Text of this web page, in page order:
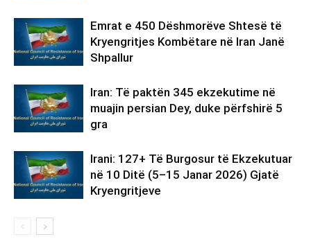
Emrat e 450 Dëshmorëve Shtesë të
Kryengritjes Kombëtare në Iran Janë
Shpallur
Iran: Të paktën 345 ekzekutime në
muajin persian Dey, duke përfshirë 5
gra
Irani: 127+ Të Burgosur të Ekzekutuar
në 10 Ditë (5–15 Janar 2026) Gjatë
Kryengritjeve